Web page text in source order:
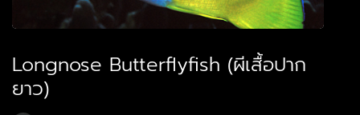
Longnose Butterflyfish (ผีเสื้อปาก
ยาว)